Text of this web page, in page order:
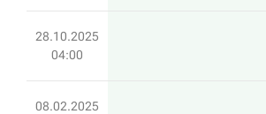
28.10.2025
04:00
08.02.2025